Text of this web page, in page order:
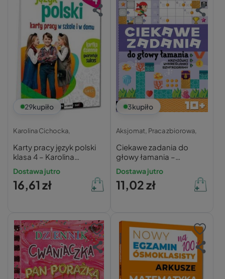
29kupiło
Karolina Cichocka,
Karty pracy język polski
klasa 4 – Karolina
Cichocka
Dostawa jutro
16,61 zł
3kupiło
Aksjomat, Praca zbiorowa,
Ciekawe zadania do
głowy łamania –
Aksjomat
Dostawa jutro
11,02 zł